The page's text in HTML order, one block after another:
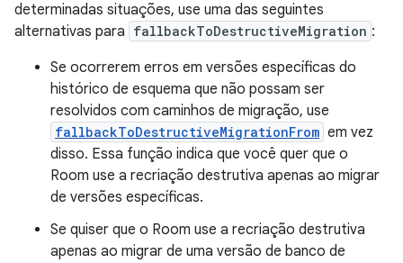
determinadas situações, use uma das seguintes
alternativas para fallbackToDestructiveMigration :
Se ocorrerem erros em versões específicas do
histórico de esquema que não possam ser
resolvidos com caminhos de migração, use
fallbackToDestructiveMigrationFrom em vez
disso. Essa função indica que você quer que o
Room use a recriação destrutiva apenas ao migrar
de versões específicas.
Se quiser que o Room use a recriação destrutiva
apenas ao migrar de uma versão de banco de